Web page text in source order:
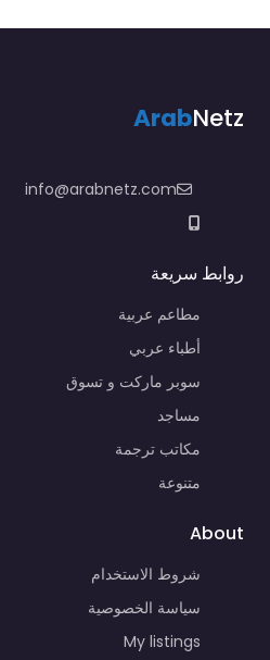
ArabNetz
info@arabnetz.com
روابط سريعة
مطاعم عربية
أطباء عربي
سوبر ماركت و تسوق
مساجد
مكاتب ترجمة
متنوعة
About
شروط الاستخدام
سياسة الخصوصية
My listings